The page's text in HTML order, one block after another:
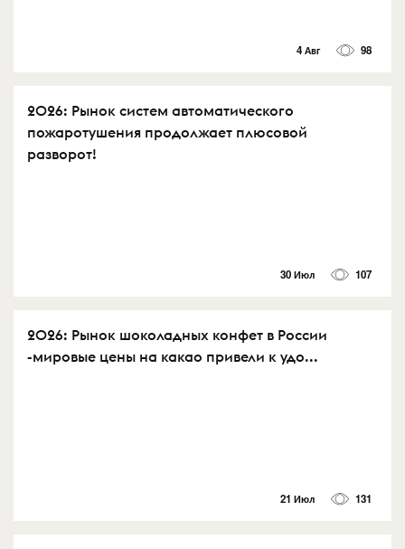
4 Авг 98
2026: Рынок систем автоматического
пожаротушения продолжает плюсовой
разворот!
30 Июл 107
2026: Рынок шоколадных конфет в России
-мировые цены на какао привели к удо...
21 Июл 131